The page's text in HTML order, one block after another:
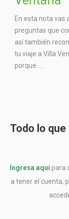
En esta nota vas
preguntas que
así también
tu viaje a Villa
porque…...
Todo lo
Ingresa aquípara
a tener el cuenta,